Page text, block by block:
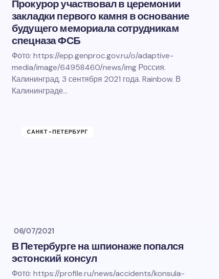
Прокурор участвовал в церемонии
закладки первого камня в основание
будущего мемориала сотрудникам
спецназа ФСБ
Фото: https://epp.genproc.gov.ru/o/adaptive-
media/image/64958460/news/img Россия.
Калининград. 3 сентября 2021 года. Rainbow. В
Калининграде…
САНКТ-ПЕТЕРБУРГ
06/07/2021
В Петербурге на шпионаже попался
эстонский консул
Фото: https://profile.ru/news/accidents/konsula-